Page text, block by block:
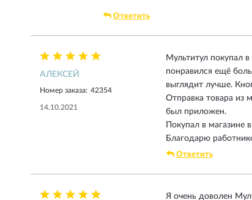
Ответить
АЛЕКСЕЙ
Номер заказа: 42354
14.10.2021
Мультитул покупал
понравился ещё
выглядит лучше.
Отправка товара из
был приложен.
Покупал в магазине
Благодарю
Ответить
Я очень доволен